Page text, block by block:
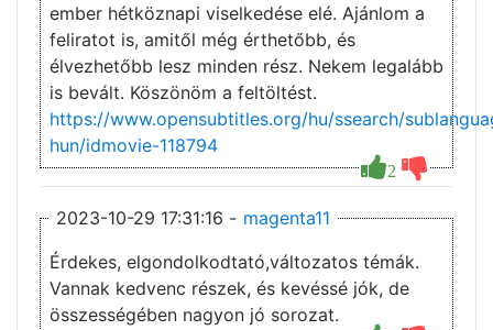
2
ember hétköznapi viselkedése elé. Ajánlom a
feliratot is, amitől még érthetőbb, és
élvezhetőbb lesz minden rész. Nekem legalább
is bevált. Köszönöm a feltöltést.
https://www.opensubtitles.org/hu/ssearch/
hun/idmovie-118794
2023-10-29 17:31:16 - magenta11
Érdekes, elgondolkodtató,változatos témák.
Vannak kedvenc részek, és kevéssé jók, de
összességében nagyon jó sorozat.